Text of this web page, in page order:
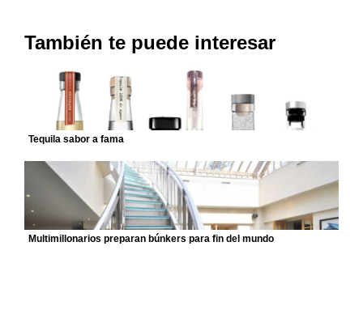
También te puede interesar
Tequila sabor a fama
Multimillonarios preparan búnkers para fin del mundo